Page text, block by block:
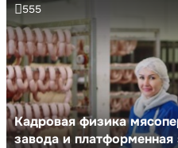
Кадровая физика
завода и платформенная
555